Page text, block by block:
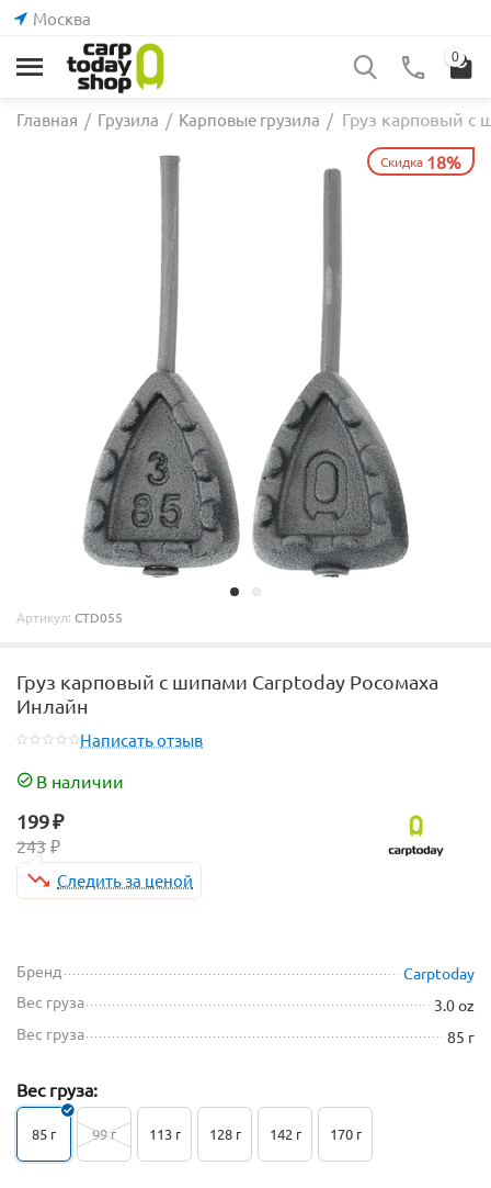
Москва
0
Главная / Грузила / Карповые грузила / Груз карповый с
Скидка 18%
Артикул: CTD055
Груз карповый с шипами Carptoday Росомаха
Инлайн
Написать отзыв
В наличии
199₽
243 ₽
Следить за ценой
Бренд
Carptoday
Вес груза
3.0 oz
Вес груза
85 г
Вес груза:
85 г 99 г 113 г 128 г 142 г 170 г